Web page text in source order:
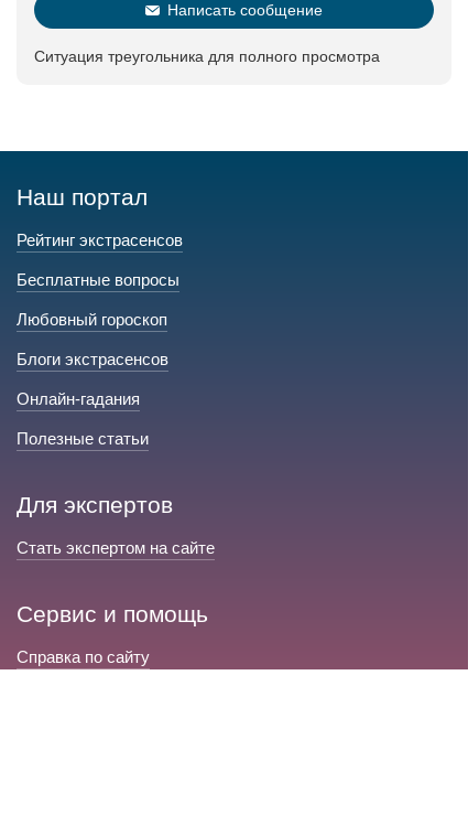
Написать сообщение
Ситуация треугольника для полного просмотра
Наш портал
Рейтинг экстрасенсов
Бесплатные вопросы
Любовный гороскоп
Блоги экстрасенсов
Онлайн-гадания
Полезные статьи
Для экспертов
Стать экспертом на сайте
Сервис и помощь
Справка по сайту